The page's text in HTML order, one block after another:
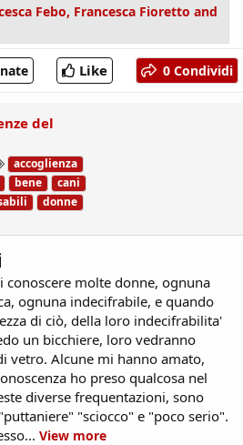
Febo, Francesca Fioretto and
Like 0 Condividi
del
T
a
g
s
accoglienza
bene
cani
donne
conoscere molte donne, ognuna
ognuna indecifrabile, e quando
di ciò, della loro indecifrabilita'
un bicchiere, loro vedranno
vetro. Alcune mi hanno amato,
ho preso qualcosa nel
diverse frequentazioni, sono
"sciocco" e "poco serio".
View more